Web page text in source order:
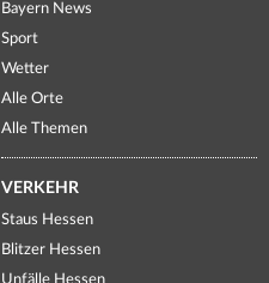
Bayern News
Sport
Wetter
Alle Orte
Alle Themen
VERKEHR
Staus Hessen
Blitzer Hessen